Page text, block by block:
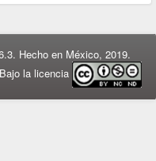
Hecho en México, 2019.
la licencia